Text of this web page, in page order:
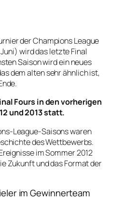
der Champions League
wird das letzte Final
Saison wird ein neues
dem alten sehr ähnlich ist,
Fours in den vorherigen
und 2013 statt.
League-Saisons waren
des Wettbewerbs.
im Sommer 2012
Zukunft und das Format der
im Gewinnerteam